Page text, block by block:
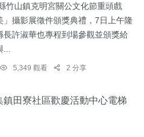
竹山鎮克明宮關公文化節重頭戲
攝影展徵件頒獎典禮，7日上午隆
許淑華也專程到場參觀並頒獎給
5,349 觀看 2 分享